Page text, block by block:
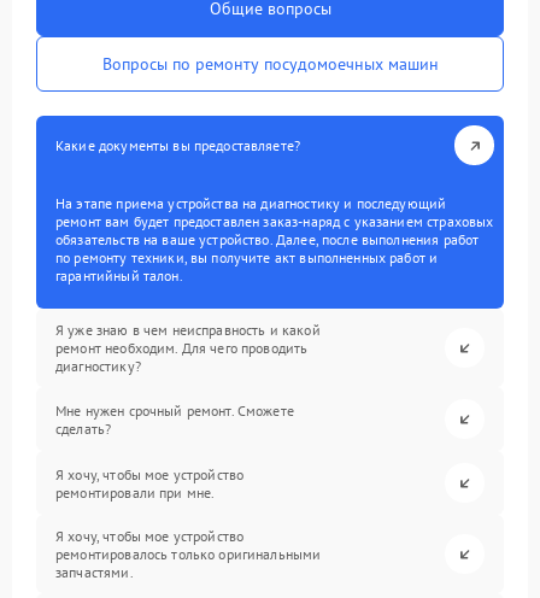
Общие вопросы
Вопросы по ремонту посудомоечных машин
Какие документы вы предоставляете?
На этапе приема устройства на диагностику и последующий
ремонт вам будет предоставлен заказ-наряд с указанием страховых
обязательств на ваше устройство. Далее, после выполнения работ
по ремонту техники, вы получите акт выполненных работ и
гарантийный талон.
Я уже знаю в чем неисправность и какой
ремонт необходим. Для чего проводить
диагностику?
Мне нужен срочный ремонт. Сможете
сделать?
Я хочу, чтобы мое устройство
ремонтировали при мне.
Я хочу, чтобы мое устройство
ремонтировалось только оригинальными
запчастями.